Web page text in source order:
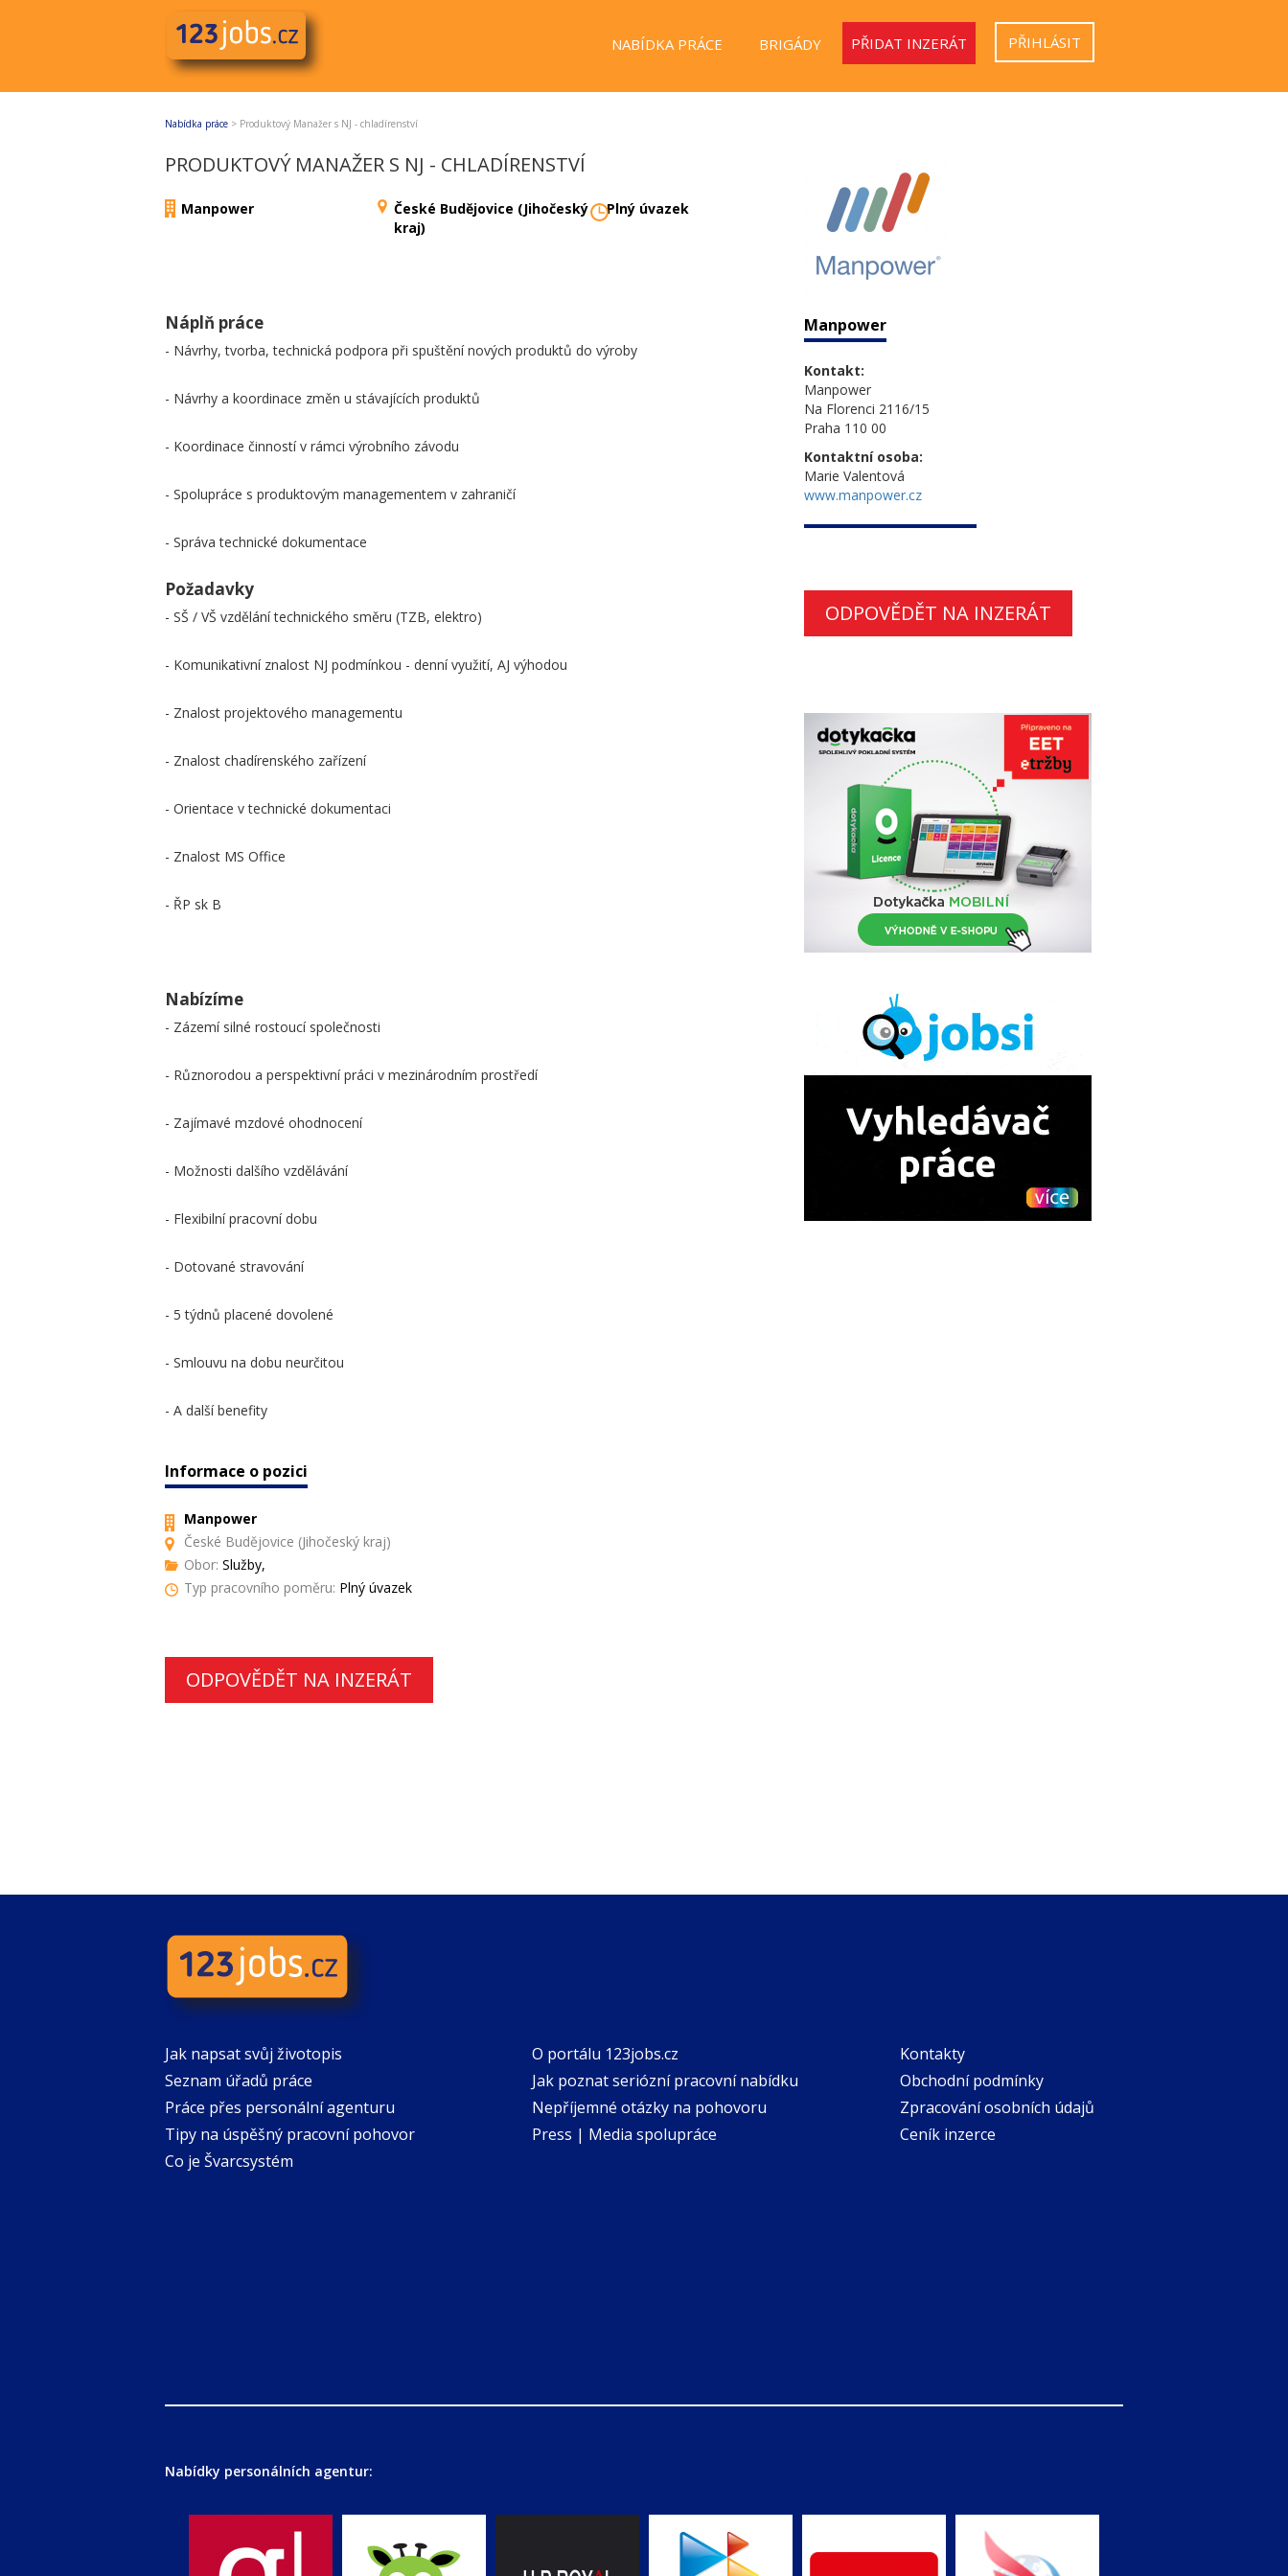
NABÍDKA PRÁCE BRIGÁDY PŘIDAT INZERÁT PŘIHLÁSIT
Nabídka práce > Produktový Manažer s NJ - chladírenství
PRODUKTOVÝ MANAŽER S NJ - CHLADÍRENSTVÍ
Manpower
České Budějovice (Jihočeský
kraj)
Plný úvazek
Náplň práce
- Návrhy, tvorba, technická podpora při spuštění nových produktů do výroby
- Návrhy a koordinace změn u stávajících produktů
- Koordinace činností v rámci výrobního závodu
- Spolupráce s produktovým managementem v zahraničí
- Správa technické dokumentace
Požadavky
- SŠ / VŠ vzdělání technického směru (TZB, elektro)
- Komunikativní znalost NJ podmínkou - denní využití, AJ výhodou
- Znalost projektového managementu
- Znalost chadírenského zařízení
- Orientace v technické dokumentaci
- Znalost MS Office
- ŘP sk B
Nabízíme
- Zázemí silné rostoucí společnosti
- Různorodou a perspektivní práci v mezinárodním prostředí
- Zajímavé mzdové ohodnocení
- Možnosti dalšího vzdělávání
- Flexibilní pracovní dobu
- Dotované stravování
- 5 týdnů placené dovolené
- Smlouvu na dobu neurčitou
- A další benefity
Informace o pozici
Manpower
České Budějovice (Jihočeský kraj)
Obor: Služby,
Typ pracovního poměru: Plný úvazek
ODPOVĚDĚT NA INZERÁT
Manpower
Kontakt:
Manpower
Na Florenci 2116/15
Praha 110 00
Kontaktní osoba:
Marie Valentová
www.manpower.cz
ODPOVĚDĚT NA INZERÁT
Jak napsat svůj životopis
Seznam úřadů práce
Práce přes personální agenturu
Tipy na úspěšný pracovní pohovor
Co je Švarcsystém
O portálu 123jobs.cz
Jak poznat seriózní pracovní nabídku
Nepříjemné otázky na pohovoru
Press | Media spolupráce
Kontakty
Obchodní podmínky
Zpracování osobních údajů
Ceník inzerce
Nabídky personálních agentur: